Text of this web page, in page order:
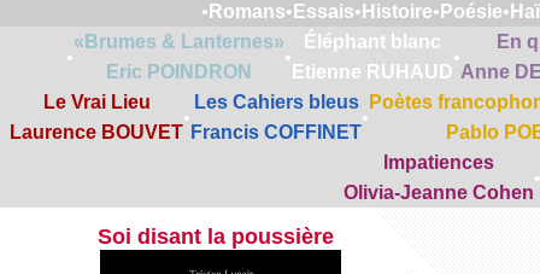
• Romans• Essais• Histoire• Poésie•
•
«Brumes & Lanternes»
Eric POINDRON
•
Éléphant blanc
Etienne RUHAUD
•
En
Anne
Le Vrai Lieu
Laurence BOUVET
•
Les Cahiers bleus
Francis COFFINET
•
Poètes
Pablo
Impatiences
Olivia-Jeanne Cohen
•
Soi disant la poussière